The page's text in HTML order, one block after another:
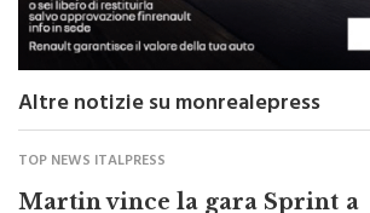
Altre notizie su monrealepress
TOP NEWS ITALPRESS